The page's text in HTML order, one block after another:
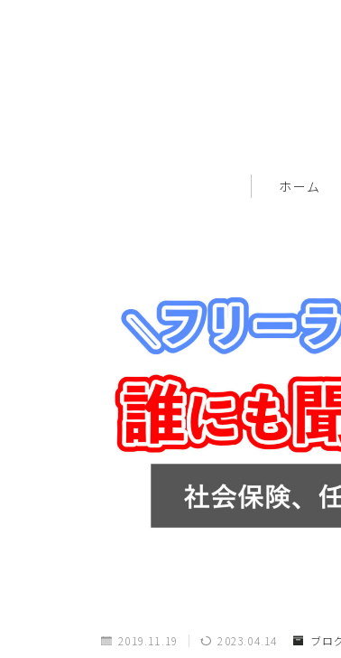
ホーム
2019.11.19 2023.04.14 ブロ